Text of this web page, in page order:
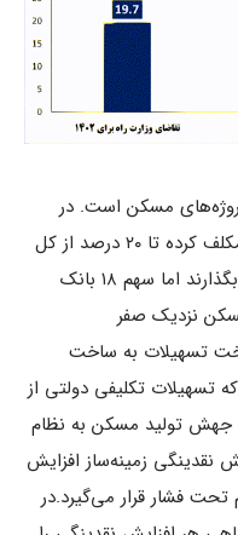
مسکن است. در
حالی‌که قانون همه بانک‌های ایران را مکلف کرده تا ۲۰ درصد از کل
وام‌هایشان را برای ساخت مسکن کنار بگذارند اما سهم ۱۸ بانک
نزدیک صفر
تسهیلات به ساخت
تسهیلات تکلیفی دولتی از
جهش تولید مسکن به نظام
نقدینگی زمینه‌ساز افزایش
فشار قرار می‌گیرد.در